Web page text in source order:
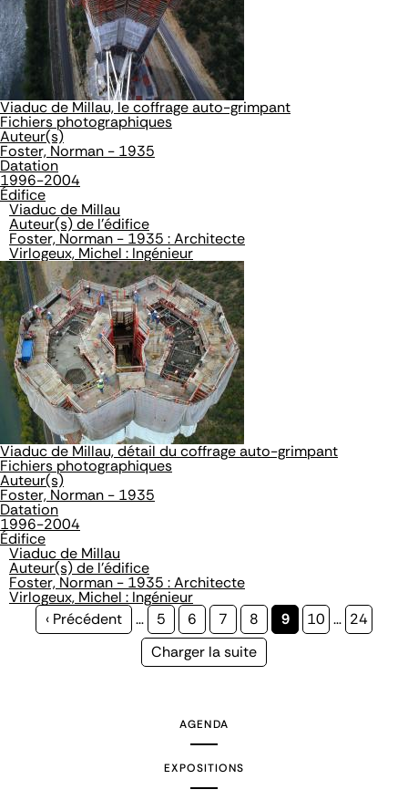
Viaduc de Millau, le coffrage auto-grimpant
Fichiers photographiques
Auteur(s)
Foster, Norman - 1935
Datation
1996-2004
Édifice
Viaduc de Millau
Auteur(s) de l'édifice
Foster, Norman - 1935 : Architecte
Virlogeux, Michel : Ingénieur
Viaduc de Millau, détail du coffrage auto-grimpant
Fichiers photographiques
Auteur(s)
Foster, Norman - 1935
Datation
1996-2004
Édifice
Viaduc de Millau
Auteur(s) de l'édifice
Foster, Norman - 1935 : Architecte
Virlogeux, Michel : Ingénieur
Page
‹ Précédent … Page
5 Page
6 Page
7 Page
8
Page
9 Page
10 … Page
24
Page
Charger la suite
AGENDA
EXPOSITIONS